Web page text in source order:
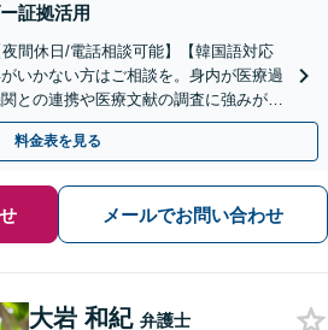
証拠活用
夜間休日/電話相談可能】【韓国語対応
いかない方はご相談を。身内が医療過
との連携や医療文献の調査に強みがあ
料金表を見る
メールでお問い合わせ
大岩 和紀 弁護士